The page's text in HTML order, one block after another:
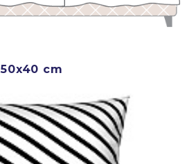
50x40 cm